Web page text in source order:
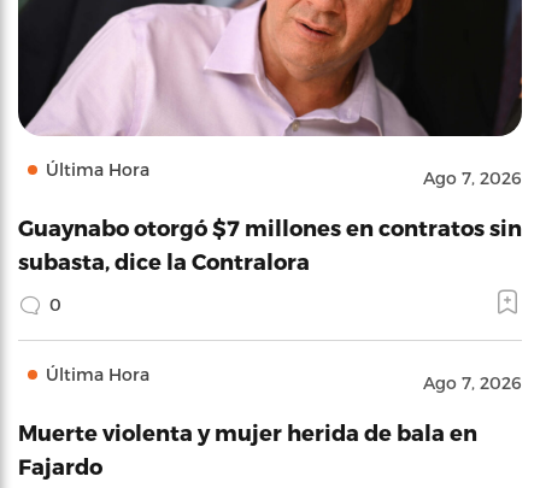
Última Hora Ago 7, 2026
Guaynabo otorgó $7 millones en contratos sin
subasta, dice la Contralora
0
Última Hora Ago 7, 2026
Muerte violenta y mujer herida de bala en
Fajardo